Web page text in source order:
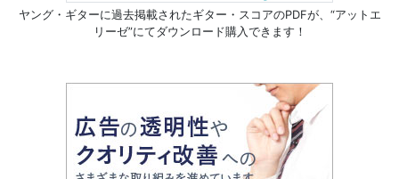
ヤング・ギターに過去掲載されたギター・スコアのPDFが、 “アットエ
リーゼ”にてダウンロード購入できます！